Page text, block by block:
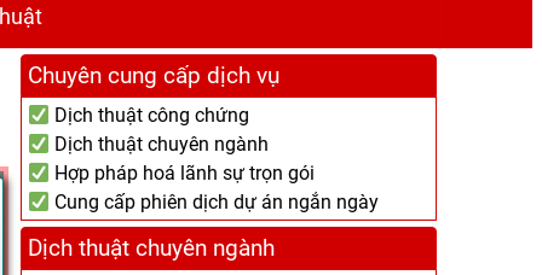
Chuyên cung cấp dịch vụ
Dịch thuật công chứng
Dịch thuật chuyên ngành
Hợp pháp hoá lãnh sự trọn gói
Cung cấp phiên dịch dự án ngắn ngày
Dịch thuật chuyên ngành